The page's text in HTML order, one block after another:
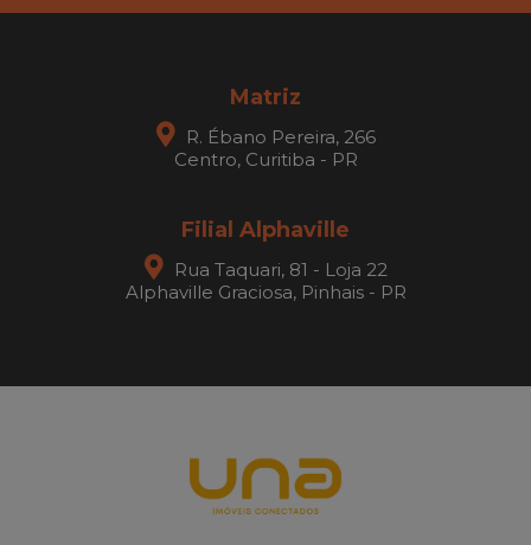
Matriz
R. Ébano Pereira, 266
Centro, Curitiba - PR
Filial Alphaville
Rua Taquari, 81 - Loja 22
Alphaville Graciosa, Pinhais - PR